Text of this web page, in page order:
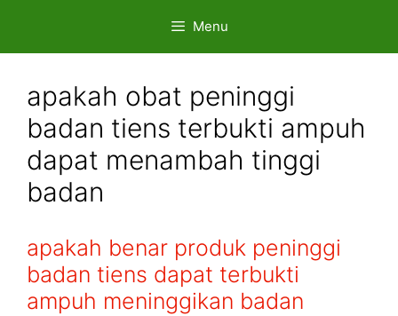
content
Menu
apakah obat peninggi
badan tiens terbukti ampuh
dapat menambah tinggi
badan
apakah benar produk peninggi
badan tiens dapat terbukti
ampuh meninggikan badan